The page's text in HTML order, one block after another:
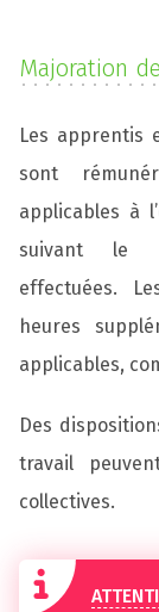
Majoration
Les apprentis
sont
applicables à
suivant le
effectuées.
heures
applicables,
Des
travail
collectives.